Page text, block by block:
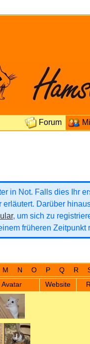
Forum
in Not. Falls dies Ihr
Darüber
, um sich zu
früheren Zeitpunkt
M N O P Q R
Avatar Website